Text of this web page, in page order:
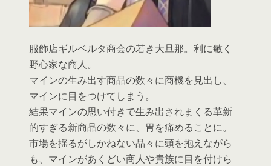
服飾店ギルベルタ商会の若き大旦那。利に敏く
野心家な商人。
マインの生み出す商品の数々に商機を見出し、
マインに目をつけてしまう。
結果マインの思い付きで生み出されまくる革新
的すぎる新商品の数々に、胃を痛めることに。
市場を揺るがしかねない品々に頭を抱えながら
も、マインがあくどい商人や貴族に目を付けら